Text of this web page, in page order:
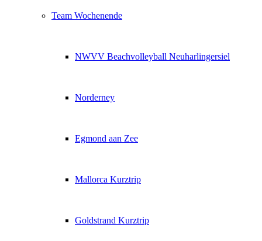
Team Wochenende
NWVV Beachvolleyball Neuharlingersiel
Norderney
Egmond aan Zee
Mallorca Kurztrip
Goldstrand Kurztrip